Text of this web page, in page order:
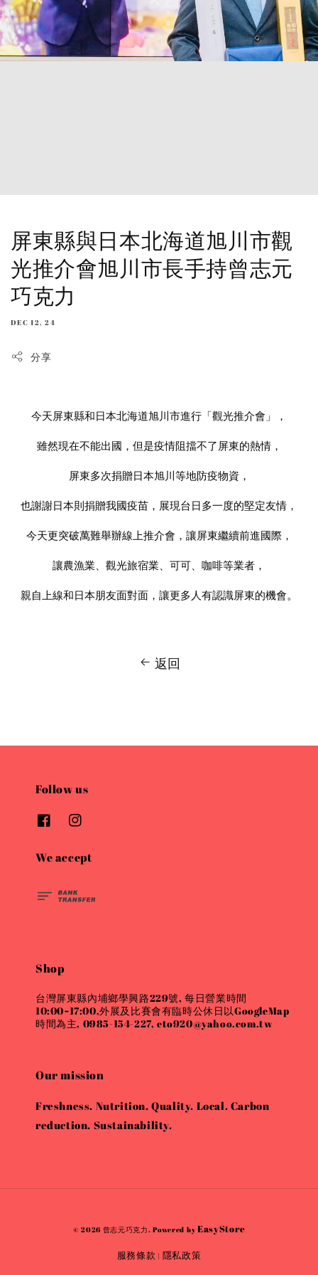
屏東縣與日本北海道旭川市觀
光推介會旭川市長手持曾志元
巧克力
DEC 12, 24
分享
今天屏東縣和日本北海道旭川市進行「觀光推介會」 ，
雖然現在不能出國，但是疫情阻擋不了屏東的熱情，
屏東多次捐贈日本旭川等地防疫物資 ，
也謝謝日本則捐贈我國疫苗，展現台日多一度的堅定友情 ，
今天更突破萬難舉辦線上推介會，讓屏東繼續前進國際，
讓農漁業、觀光旅宿業、可可、咖啡等業者 ，
親自上線和日本朋友面對面，讓更多人有認識屏東的機會。
返回
Follow us
We accept
Shop
台灣屏東縣內埔鄉學興路229號, 每日營業時間
10:00~17:00,外展及比賽會有臨時公休日以GoogleMap
時間為主, 0985-154-227, eto920@yahoo.com.tw
Our mission
Freshness. Nutrition. Quality. Local. Carbon
reduction. Sustainability.
© 2026 曾志元巧克力. Powered by EasyStore
服務條款 | 隱私政策